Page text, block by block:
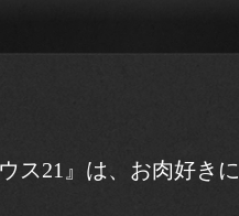
ス21』は、お肉好き